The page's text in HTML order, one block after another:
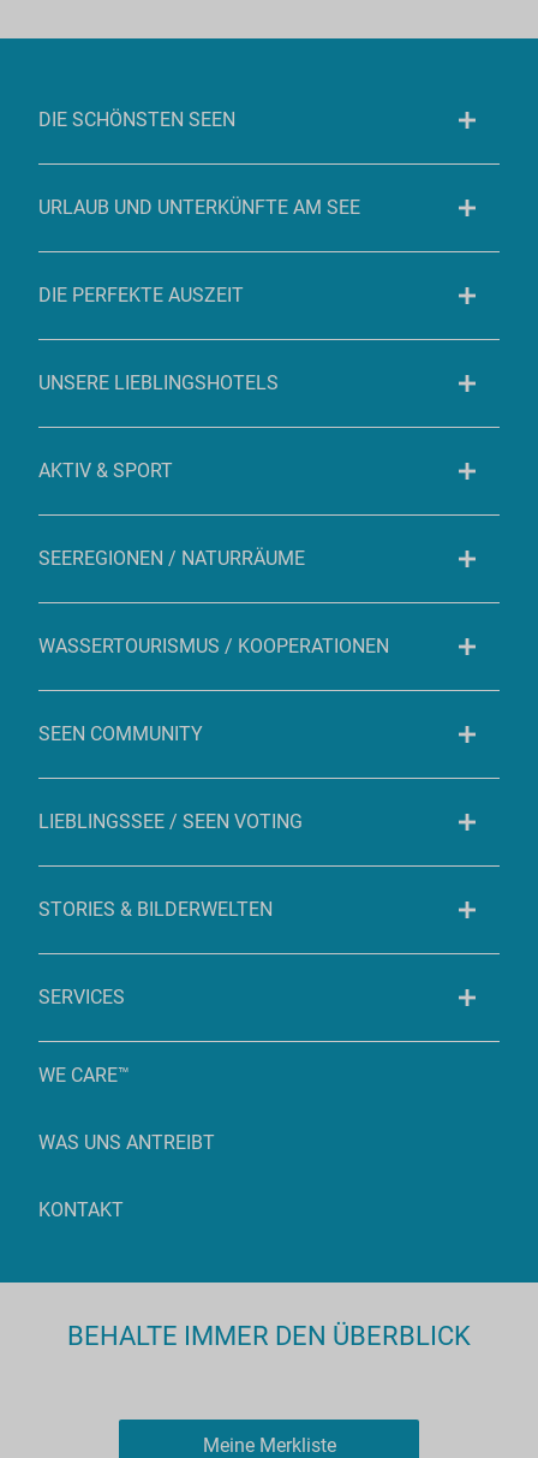
DIE SCHÖNSTEN SEEN
URLAUB UND UNTERKÜNFTE AM SEE
DIE PERFEKTE AUSZEIT
UNSERE LIEBLINGSHOTELS
AKTIV & SPORT
SEEREGIONEN / NATURRÄUME
WASSERTOURISMUS / KOOPERATIONEN
SEEN COMMUNITY
LIEBLINGSSEE / SEEN VOTING
STORIES & BILDERWELTEN
SERVICES
WE CARE™
WAS UNS ANTREIBT
KONTAKT
BEHALTE IMMER DEN ÜBERBLICK
Meine Merkliste